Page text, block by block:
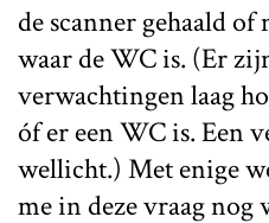
de scanner gehaald
waar de WC is. (Er
verwachtingen laag
óf er een WC is. Een
wellicht.) Met enige
me in deze vraag